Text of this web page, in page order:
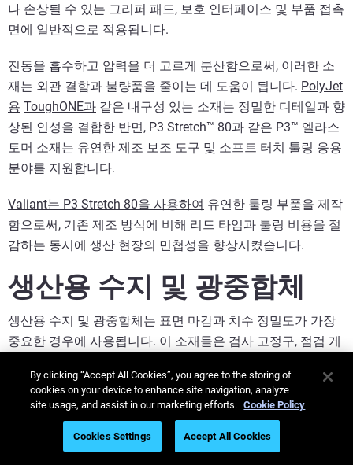
나 손상될 수 있는 그리퍼 패드, 보호 인터페이스 및 부품 접촉
면에 일반적으로 적용됩니다.
진동을 흡수하고 압력을 더 고르게 분산함으로써, 이러한 소
재는 외관 결함과 불량품을 줄이는 데 도움이 됩니다. PolyJet
용 ToughONE과 같은 내구성 있는 소재는 정밀한 디테일과 향
상된 인성을 결합한 반면, P3 Stretch™ 80과 같은 P3™ 엘라스
토머 소재는 유연한 제조 보조 도구 및 소프트 터치 툴링 응용
분야를 지원합니다.
Valiant는 P3 Stretch 80을 사용하여 유연한 툴링 부품을 제작
함으로써, 기존 제조 방식에 비해 리드 타임과 툴링 비용을 절
감하는 동시에 생산 현장의 민첩성을 향상시켰습니다.
생산용 수지 및 광중합체
생산용 수지 및 광중합체는 표면 마감과 치수 정밀도가 가장
중요한 경우에 사용됩니다. 이 소재들은 검사 고정구, 점검 게
하는 공구에 매우 적합합니다.
P3™ 소재는 또한 매끄러운 표면, 높은 정밀도, 그리고 강도나
강성이 요구되는 공구 제작에도 사용됩니다. 따라서 외관과
By clicking “Accept All Cookies”, you agree to the storing of
cookies on your device to enhance site navigation, analyze
site usage, and assist in our marketing efforts. Cookie Policy
Cookies Settings Accept All Cookies